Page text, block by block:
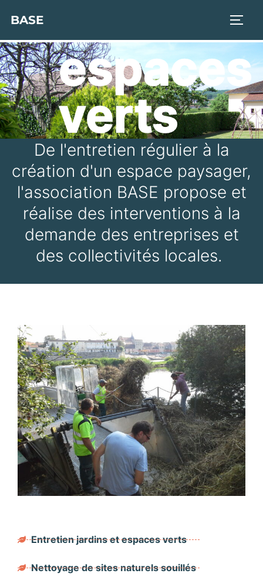
BASE
espaces
verts
De l'entretien régulier à la
création d'un espace paysager,
l'association BASE propose et
réalise des interventions à la
demande des entreprises et
des collectivités locales.
Entretien jardins et espaces verts
Nettoyage de sites naturels souillés